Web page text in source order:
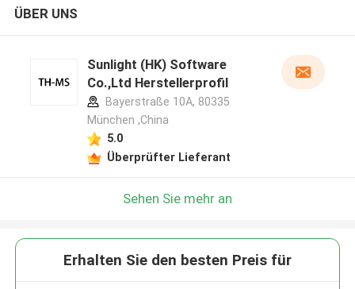
ÜBER UNS
Sunlight (HK) Software
Co.,Ltd Herstellerprofil
Bayerstraße 10A, 80335
München ,China
5.0
Überprüfter Lieferant
Sehen Sie mehr an
Erhalten Sie den besten Preis für